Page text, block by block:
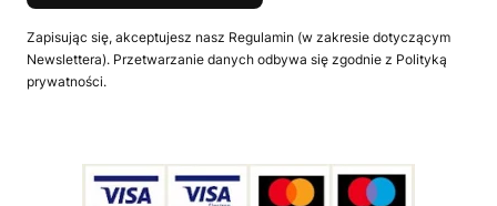
Zapisując się, akceptujesz nasz Regulamin (w zakresie dotyczącym
Newslettera). Przetwarzanie danych odbywa się zgodnie z Polityką
prywatności.